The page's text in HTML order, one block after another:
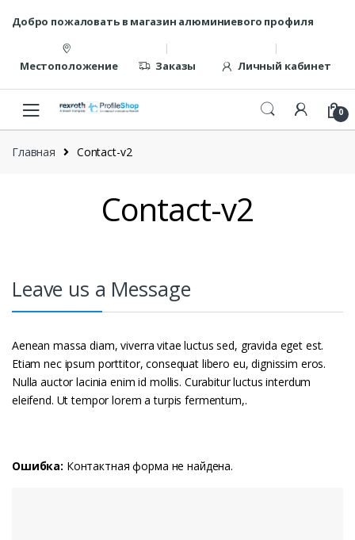
содержанию
Добро пожаловать в магазин алюминиевого профиля
Местоположение Заказы Личный кабинет
0
Главная Contact-v2
Contact-v2
Leave us a Message
Aenean massa diam, viverra vitae luctus sed, gravida eget est.
Etiam nec ipsum porttitor, consequat libero eu, dignissim eros.
Nulla auctor lacinia enim id mollis. Curabitur luctus interdum
eleifend. Ut tempor lorem a turpis fermentum,.
Ошибка: Контактная форма не найдена.